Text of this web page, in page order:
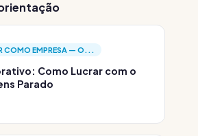
COMO EMPRESA — O...
Como Lucrar com o
Parado